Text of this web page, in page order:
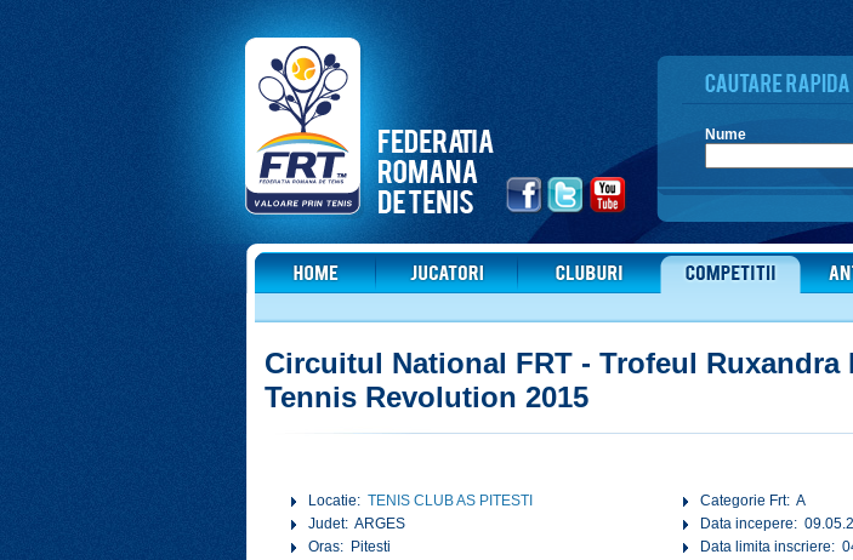
Nume
Circuitul National FRT - Trofeul Ruxandra
Tennis Revolution 2015
Locatie: TENIS CLUB AS PITESTI
Judet: ARGES
Oras: Pitesti
Categorie Frt: A
Data incepere:
Data limita inscriere: